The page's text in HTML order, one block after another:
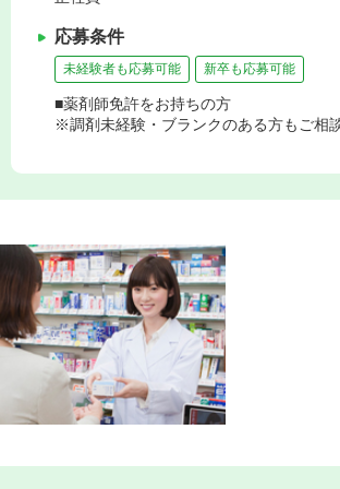
応募条件
未経験者も応募可能 新卒も応募可能
■薬剤師免許をお持ちの方
※調剤未経験・ブランクのある方もご相